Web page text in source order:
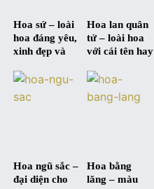
Hoa sứ – loài
hoa đáng yêu,
xinh đẹp và
Hoa lan quân
tử – loài hoa
với cái tên hay
nghĩa
Hoa ngũ sắc –
đại diện cho
Hoa bằng
lăng – màu